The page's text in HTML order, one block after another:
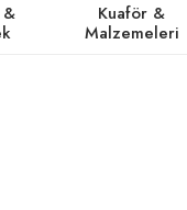
Kuaför &
Malzemeleri